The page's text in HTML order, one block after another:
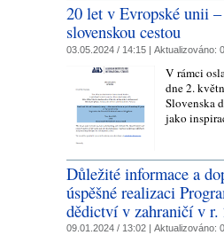
20 let v Evropské unii
slovenskou cestou
03.05.2024 / 14:15 | Aktualizováno:
V rámci
dne 2.
Slovenska
jako
Důležité informace a
úspěšné realizaci
dědictví v zahraničí v r.
09.01.2024 / 13:02 | Aktualizováno: